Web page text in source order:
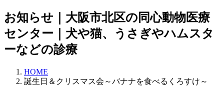
お知らせ｜大阪市北区の同心動物医療
センター｜犬や猫、うさぎやハムスタ
ーなどの診療
HOME
誕生日＆クリスマス会～バナナを食べるくろすけ～